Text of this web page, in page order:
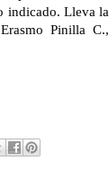
indicado. Lleva la
Pinilla C.,